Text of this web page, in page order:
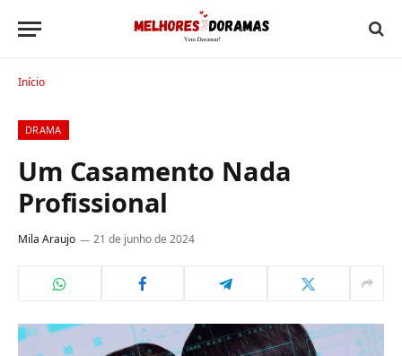
Início
DRAMA
Um Casamento Nada
Profissional
Mila Araujo 21 de junho de 2024